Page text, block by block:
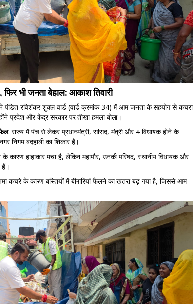
भी जनता बेहाल: आकाश तिवारी
ने पंडित रविशंकर शुक्ल वार्ड (वार्ड क्रमांक 34) में आम जनता के सहयोग से कचरा
प्रदेश और केंद्र सरकार पर तीखा हमला बोला।
: राज्य में पंच से लेकर प्रधानमंत्री, सांसद, मंत्री और 4 विधायक होने के
निगम बदहाली का शिकार है।
कारण हाहाकार मचा है, लेकिन महापौर, उनकी परिषद, स्थानीय विधायक और
हैं।
कचरे के कारण बस्तियों में बीमारियां फैलने का खतरा बढ़ गया है, जिससे आम